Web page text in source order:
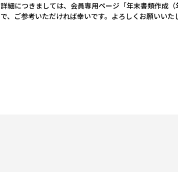
詳細につきましては、会員専用ページ「年末書類作成
で、ご参考いただければ幸いです。よろしくお願いいた